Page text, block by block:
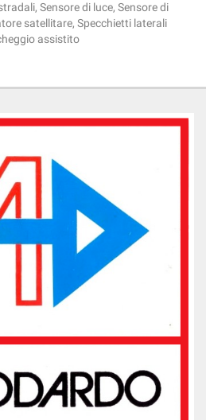
Sensore di luce, Sensore di
satellitare, Specchietti laterali
assistito